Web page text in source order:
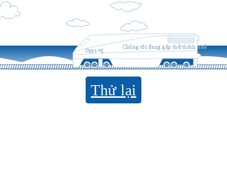
Opps =((
Chúng tôi đang gặp thử thách nhỏ
Thử lại